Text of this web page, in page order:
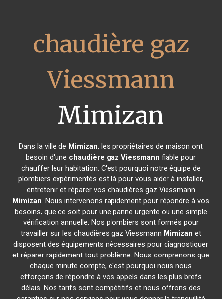
chaudière gaz
Viessmann
Mimizan
Dans la ville de Mimizan, les propriétaires de maison ont
besoin d'une chaudière gaz Viessmann fiable pour
chauffer leur habitation. C'est pourquoi notre équipe de
plombiers expérimentés est là pour vous aider à installer,
entretenir et réparer vos chaudières gaz Viessmann
Mimizan. Nous intervenons rapidement pour répondre à vos
besoins, que ce soit pour une panne urgente ou une simple
vérification annuelle. Nos plombiers sont formés pour
travailler sur les chaudières gaz Viessmann Mimizan et
disposent des équipements nécessaires pour diagnostiquer
et réparer rapidement tout problème. Nous comprenons que
chaque minute compte, c'est pourquoi nous nous
efforçons de répondre à vos appels dans les plus brefs
délais. Nos tarifs sont compétitifs et nous offrons des